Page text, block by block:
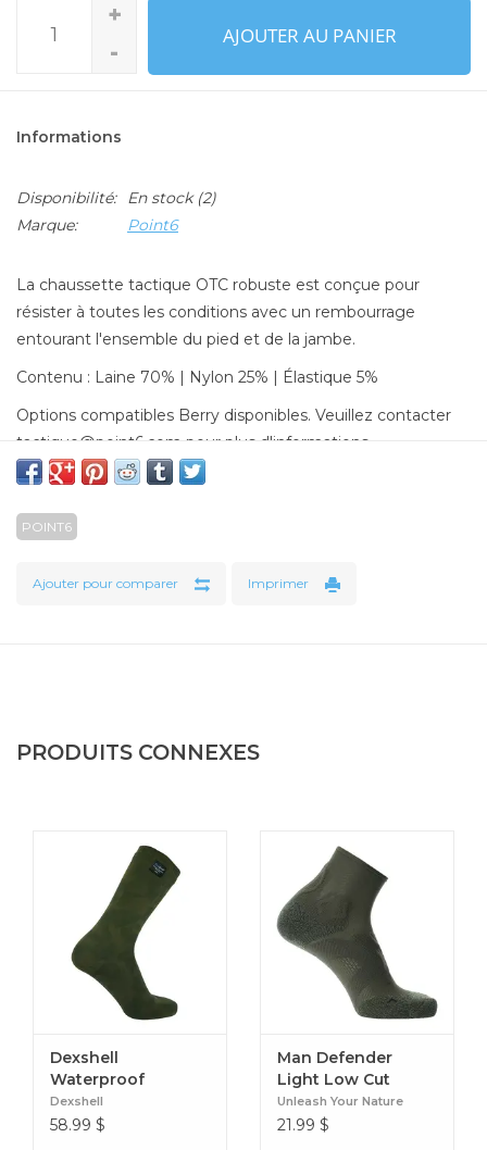
+
-
AJOUTER AU PANIER
Informations
Disponibilité: En stock(2)
Marque:
Point6
La chaussette tactique OTC robuste est conçue pour
résister à toutes les conditions avec un rembourrage
entourant l'ensemble du pied et de la jambe.
Contenu : Laine 70% | Nylon 25% | Élastique 5%
Options compatibles Berry disponibles. Veuillez contacter
tactique@point6.com pour plus d'informations.
POINT6
Ajouter pour comparer Imprimer
PRODUITS CONNEXES
Dexshell
Waterproof
Camouflage Sock
Dexshell
58.99 $
Man Defender
Light Low Cut
Socks
Unleash Your Nature
21.99 $